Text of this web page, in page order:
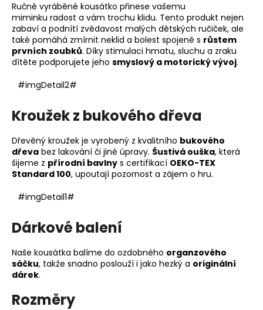
Ručně vyráběné kousátko přinese vašemu
miminku radost a vám trochu klidu. Tento produkt nejen
zabaví a podnítí zvědavost malých dětských ručiček, ale
také pomáhá zmírnit neklid a bolest spojené s růstem
prvních zoubků. Díky stimulaci hmatu, sluchu a zraku
dítěte podporujete jeho smyslový a motorický vývoj.
#imgDetail2#
Kroužek z bukového dřeva
Dřevěný kroužek je vyrobený z kvalitního bukového
dřeva bez lakování či jiné úpravy. Šustivá ouška, která
šijeme z přírodní bavlny s certifikací OEKO-TEX
Standard 100, upoutají pozornost a zájem o hru.
#imgDetail1#
Dárkové balení
Naše kousátka balíme do ozdobného organzového
sáčku, takže snadno poslouží i jako hezký a originální
dárek.
Rozměry